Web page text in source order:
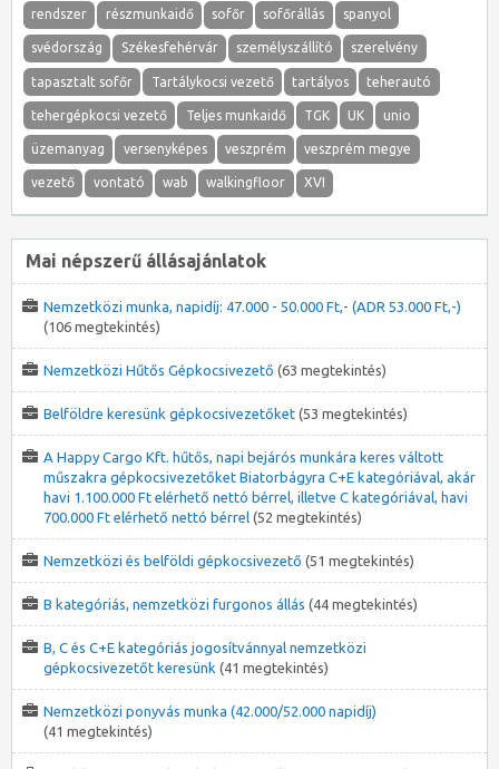
rendszer részmunkaidő sofőr sofőrállás spanyol
svédország Székesfehérvár személyszállító szerelvény
tapasztalt sofőr Tartálykocsi vezető tartályos teherautó
tehergépkocsi vezető Teljes munkaidő TGK UK unio
üzemanyag versenyképes veszprém veszprém megye
vezető vontató wab walkingfloor XVI
Mai népszerű állásajánlatok
Nemzetközi munka, napidíj: 47.000 - 50.000 Ft,- (ADR 53.000 Ft,-)
(106 megtekintés)
Nemzetközi Hűtős Gépkocsivezető (63 megtekintés)
Belföldre keresünk gépkocsivezetőket (53 megtekintés)
A Happy Cargo Kft. hűtős, napi bejárós munkára keres váltott
műszakra gépkocsivezetőket Biatorbágyra C+E kategóriával, akár
havi 1.100.000 Ft elérhető nettó bérrel, illetve C kategóriával, havi
700.000 Ft elérhető nettó bérrel (52 megtekintés)
Nemzetközi és belföldi gépkocsivezető (51 megtekintés)
B kategóriás, nemzetközi furgonos állás (44 megtekintés)
B, C és C+E kategóriás jogosítvánnyal nemzetközi
gépkocsivezetőt keresünk (41 megtekintés)
Nemzetközi ponyvás munka (42.000/52.000 napidíj)
(41 megtekintés)